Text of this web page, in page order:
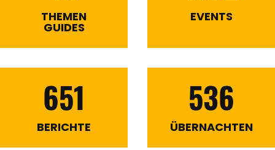
THEMEN
GUIDES
EVENTS
651
BERICHTE
536
ÜBERNACHTEN